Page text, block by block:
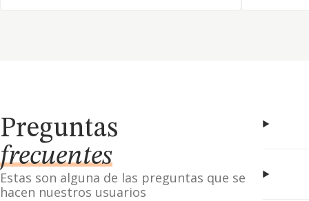
Preguntas
frecuentes
Estas son alguna de las preguntas que se
hacen nuestros usuarios